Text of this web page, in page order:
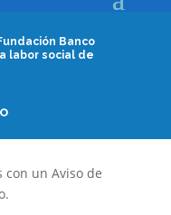
Banco
labor social de
con un Aviso de